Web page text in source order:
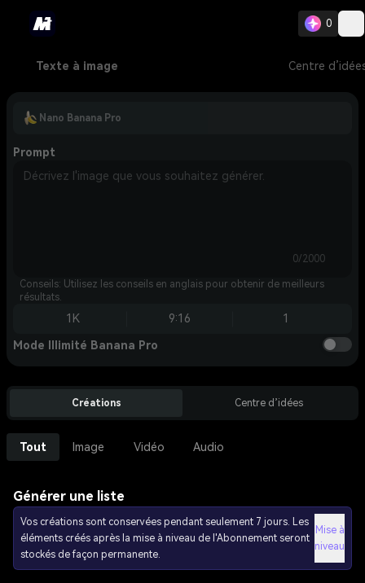
0
Texte à image Centre
Nano Banana Pro
Prompt
0/2000
Conseils: Utilisez les conseils en anglais pour obtenir de meilleurs
résultats.
1K 9:16 1
Mode Illimité Banana Pro
Créations Centre d’idées
Tout Image Vidéo Audio
Générer une liste
Vos créations sont conservées pendant seulement 7 jours. Les
éléments créés après la mise à niveau de l'Abonnement seront
stockés de façon permanente.
Mise à
niveau